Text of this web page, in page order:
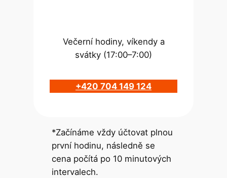
Večerní hodiny, víkendy a
svátky (17:00–7:00)
+420 704 149 124
*Začínáme vždy účtovat plnou
první hodinu, následně se
cena počítá po 10 minutových
intervalech.